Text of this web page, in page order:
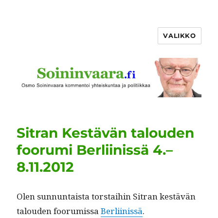
VALIKKO
Sitran Kestävän talouden
foorumi Berliinissä 4.–
8.11.2012
Olen sun­nun­taista torstai­hin Sitran kestävän
talouden foo­ru­mis­saBerli­inis­sä.